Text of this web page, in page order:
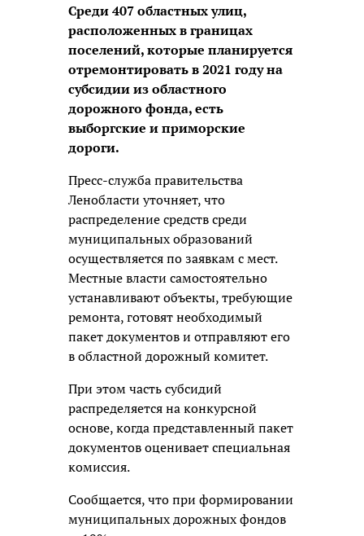
Среди 407 областных улиц,
расположенных в границах
поселений, которые планируется
отремонтировать в 2021 году на
субсидии из областного
дорожного фонда, есть
выборгские и приморские
дороги.
Пресс-служба правительства
Ленобласти уточняет, что
распределение средств среди
муниципальных образований
осуществляется по заявкам с мест.
Местные власти самостоятельно
устанавливают объекты, требующие
ремонта, готовят необходимый
пакет документов и отправляют его
в областной дорожный комитет.
При этом часть субсидий
распределяется на конкурсной
основе, когда представленный пакет
документов оценивает специальная
комиссия.
Сообщается, что при формировании
муниципальных дорожных фондов